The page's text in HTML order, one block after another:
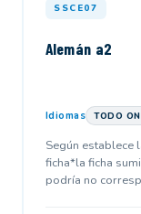
SSCE07
Alemán a2
Idiomas TODO
Según establece
ficha*la ficha
podría no